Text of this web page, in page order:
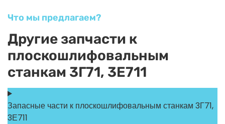
Что мы предлагаем?
Другие запчасти к
плоскошлифовальным
станкам 3Г71, 3Е711
Запасные части к плоскошлифовальным станкам 3Г71,
3Е711